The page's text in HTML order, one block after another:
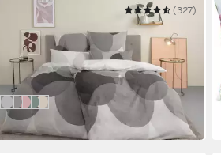
OTTO HOME
Bettwäsche Carla ab Gr. 135x200 cm
und in drei Qualitäten
135 x 200 cm
B/L
(327)
ab 37,49 €
in 1-2 Werktagen bei dir
silberfarben
apfelgrün
rosa
seegrün
taupe